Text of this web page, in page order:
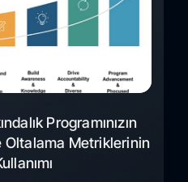
Programınızın
Oltalama Metriklerinin